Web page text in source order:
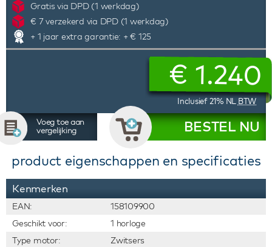
Gratis via DPD (1 werkdag)
€ 7 verzekerd via DPD (1 werkdag)
+ 1 jaar extra garantie: + € 125
€ 1.240
Inclusief 21% NL BTW
Voeg toe aan
vergelijking
BESTEL NU
product eigenschappen en specificaties
Kenmerken
EAN:
158109900
Geschikt voor:
1 horloge
Type motor:
Zwitsers